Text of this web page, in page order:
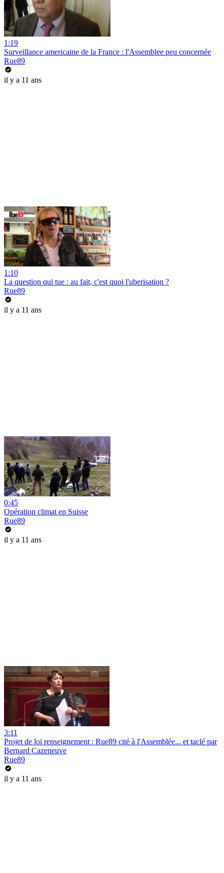
1:19
Surveillance americaine de la France : l'Assemblee peu concernée
Rue89
il y a 11 ans
1:10
La question qui tue : au fait, c'est quoi l'uberisation ?
Rue89
il y a 11 ans
0:45
Opération climat en Suisse
Rue89
il y a 11 ans
3:11
Projet de loi renseignement : Rue89 cité à l'Assemblée... et taclé par
Bernard Cazeneuve
Rue89
il y a 11 ans